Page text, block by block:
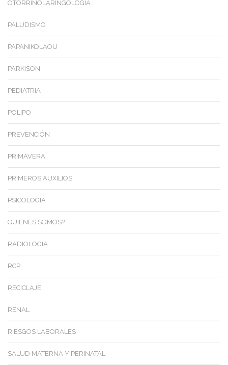
OTORRINOLARINGOLOGIA
PALUDISMO
PAPANIKOLAOU
PARKISON
PEDIATRIA
POLIPO
PREVENCIÓN
PRIMAVERA
PRIMEROS AUXILIOS
PSICOLOGIA
QUIENES SOMOS?
RADIOLOGIA
RCP
RECICLAJE
RENAL
RIESGOS LABORALES
SALUD MATERNA Y PERINATAL